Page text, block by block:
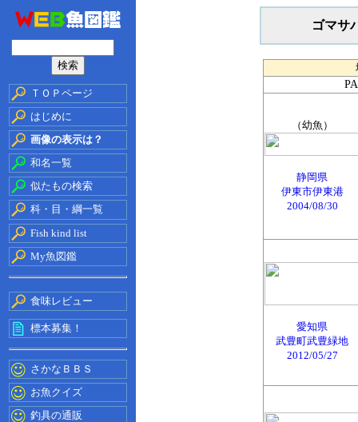
ＴＯＰページ
はじめに
画像の表示は？
和名一覧
似たもの検索
科・目・綱一覧
Fish kind list
My魚図鑑
食味レビュー
標本募集！
さかなＢＢＳ
お魚クイズ
釣具の通販
ゴマサ
（幼魚）
静岡県
伊東市伊東港
2004/08/30
愛知県
武豊町武豊緑地
2012/05/27